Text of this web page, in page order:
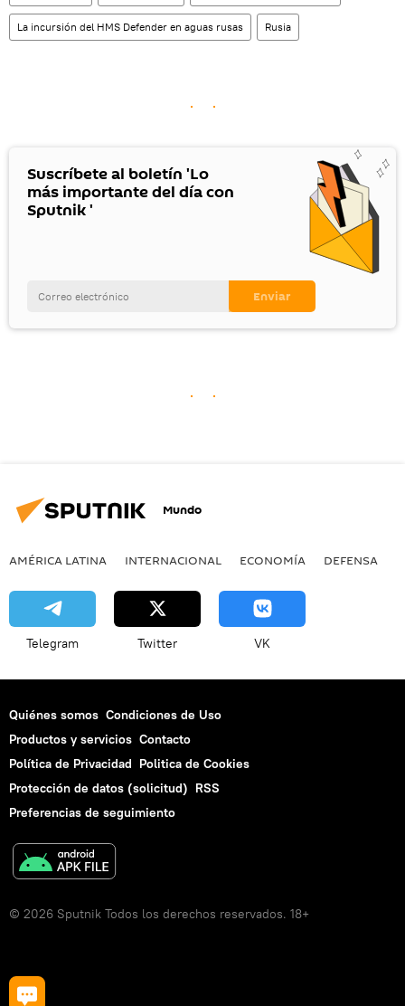
La incursión del HMS Defender en aguas rusas Rusia
Suscríbete al boletín 'Lo
más importante del día con
Sputnik '
Mundo
AMÉRICA LATINA INTERNACIONAL ECONOMÍA DEFENSA
Telegram Twitter VK
Quiénes somos Condiciones de Uso
Productos y servicios Contacto
Política de Privacidad Politica de Cookies
Protección de datos (solicitud) RSS
Preferencias de seguimiento
© 2026 Sputnik Todos los derechos reservados. 18+